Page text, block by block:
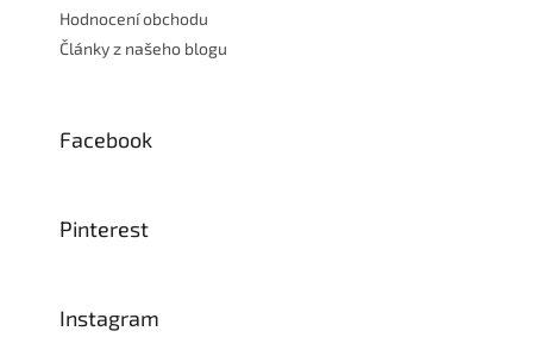
Hodnocení obchodu
Články z našeho blogu
Facebook
Pinterest
Instagram